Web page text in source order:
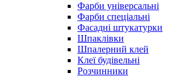
Фарби універсальні
Фарби спеціальні
Фасадні штукатурки
Шпаклівки
Шпалерний клей
Клеї будівельні
Розчинники